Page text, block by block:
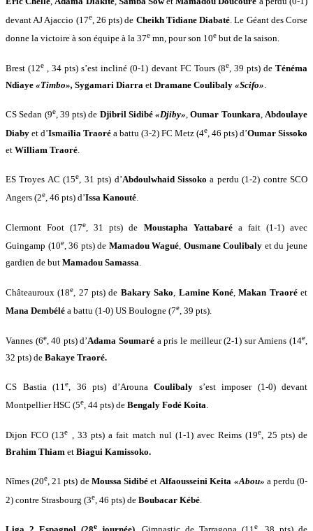
devant AJ Ajaccio (17e, 26 pts) de Cheikh Tidiane Diabaté . Le Géant des Corse
donne la victoire à son équipe à la 37e mn, pour son 10e but de la saison.
Brest (12e , 34 pts) s’est incliné (0-1) devant FC Tours (8e, 39 pts) deTénéma
Ndiaye «Timbo», Sygamari Diarra et Dramane Coulibaly «Scifo»
CS Sedan (9e, 39 pts) de Djibril Sidibé«Djiby», Oumar Tounkara,Abdoulaye
Diaby et d’Ismaïlia Traoré a battu (3-2) FC Metz (4e , 46 pts) d’Oumar Sissoko
et William Traoré
ES Troyes AC (15e , 31 pts) d’Abdoulwhaid Sissoko a perdu (1-2) contre SCO
Angers (2e, 46 pts) d’Issa Kanouté.
Clermont Foot (17e , 31 pts) de Moustapha Yattabaréa fait (1-1) avec
Guingamp (10e, 36 pts) de Mamadou Wagué, Ousmane Coulibaly et du jeune
gardien de but Mamadou Samassa.
Châteauroux (18e , 27 pts) de Bakary Sako Lamine Koné,Makan Traoréet
Mana Dembélé a battu (1-0) US Boulogne (7e, 39 pts).
Vannes (6e, 40 pts) d’Adama Soumaré a pris le meilleur (2-1) sur Amiens (14e
32 pts) de Bakaye Traoré.
CS Bastia (11e, 36 pts) d’ArounaCoulibaly s’est imposer (1-0) devant
Montpellier HSC (5e, 44 pts) de Bengaly Fodé Koita.
Dijon FCO (13e , 33 pts) a fait match nul (1-1) avec Reims (19e
, 25 pts) de
Brahim Thiam et Biagui Kamissoko.
Nîmes (20e, 21 pts) de Moussa SidibéetAlfaousseini Keita «Abou» a perdu (0-
2) contre Strasbourg (3e , 46 pts) de Boubacar Kébé
e e